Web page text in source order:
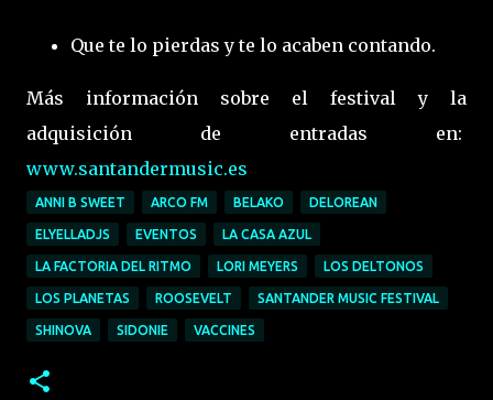
Que te lo pierdas y te lo acaben contando.
Más información sobre el festival y la
adquisición de entradas en:
www.santandermusic.es
ANNI B SWEET ARCO FM BELAKO DELOREAN
ELYELLADJS EVENTOS LA CASA AZUL
LA FACTORIA DEL RITMO LORI MEYERS LOS DELTONOS
LOS PLANETAS ROOSEVELT SANTANDER MUSIC FESTIVAL
SHINOVA SIDONIE VACCINES